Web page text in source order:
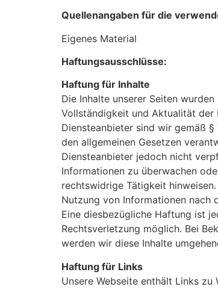
Quellenangaben für die
Eigenes Material
Haftungsausschlüsse:
Haftung für Inhalte
Die Inhalte unserer Seiten
Vollständigkeit und Aktualität der
Diensteanbieter sind wir gemäß §
den allgemeinen Gesetzen
Diensteanbieter jedoch nicht
Informationen zu überwachen
rechtswidrige Tätigkeit
Nutzung von Informationen nach
Eine diesbezügliche Haftung ist
Rechtsverletzung möglich. Bei
werden wir diese Inhalte
Haftung für Links
Unsere Webseite enthält Links zu